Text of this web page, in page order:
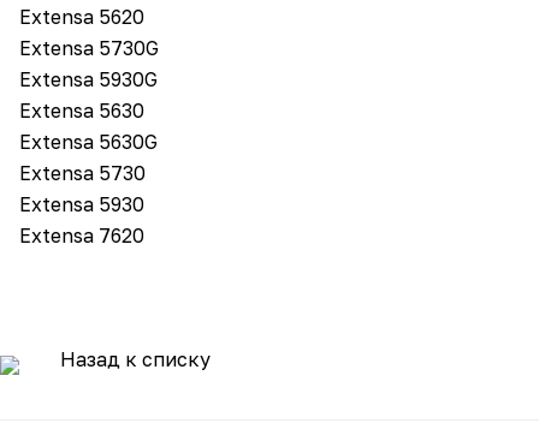
Extensa 5620
Extensa 5730G
Extensa 5930G
Extensa 5630
Extensa 5630G
Extensa 5730
Extensa 5930
Extensa 7620
Назад к списку